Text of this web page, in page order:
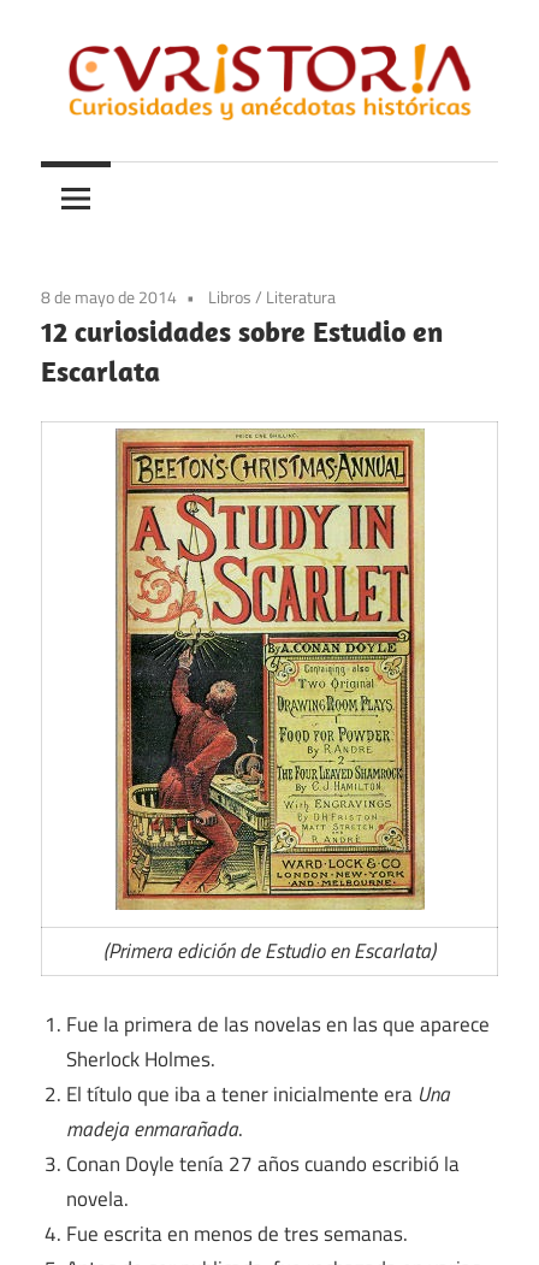
contenido
Curistoria
y
anécdotas
historia
8 de mayo de 2014 Libros/ Literatura
12 curiosidades sobre Estudio en
Escarlata
(Primera edición de Estudio en Escarlata)
Fue la primera de las novelas en las que aparece
Sherlock Holmes.
El título que iba a tener inicialmente era Una
madeja enmarañada.
Conan Doyle tenía 27 años cuando escribió la
novela.
Fue escrita en menos de tres semanas.